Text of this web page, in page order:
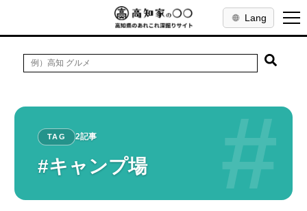
Lang
#
TAG 2記事
#キャンプ場